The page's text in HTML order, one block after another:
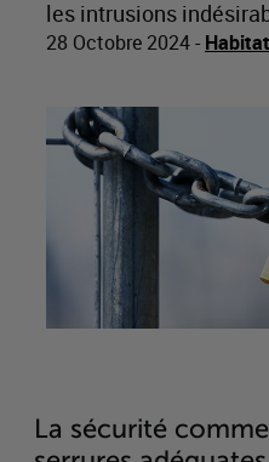
les intrusions
28 Octobre 2024 -
La sécurité